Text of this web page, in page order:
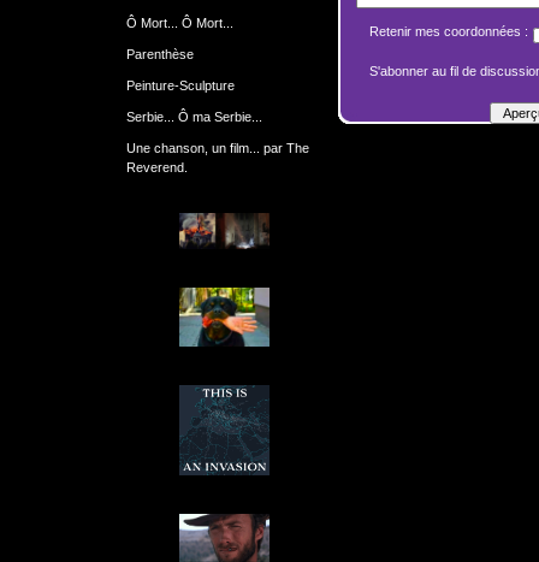
Ô Mort... Ô Mort...
Parenthèse
Peinture-Sculpture
Serbie... Ô ma Serbie...
Une chanson, un film... par The
Reverend.
Retenir mes coordonnées :
S'abonner au fil de